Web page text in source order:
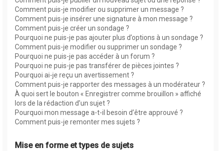
Comment puis-je modifier ou supprimer un message ?
Comment puis-je insérer une signature à mon message ?
Comment puis-je créer un sondage ?
Pourquoi ne puis-je pas ajouter plus d’options à un sondage ?
Comment puis-je modifier ou supprimer un sondage ?
Pourquoi ne puis-je pas accéder à un forum ?
Pourquoi ne puis-je pas transférer de pièces jointes ?
Pourquoi ai-je reçu un avertissement ?
Comment puis-je rapporter des messages à un modérateur ?
À quoi sert le bouton « Enregistrer comme brouillon » affiché
lors de la rédaction d’un sujet ?
Pourquoi mon message a-t-il besoin d’être approuvé ?
Comment puis-je remonter mes sujets ?
Mise en forme et types de sujets